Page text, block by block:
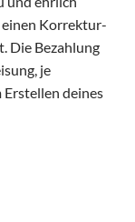
Korrektur-
Die Bezahlung
je
Erstellen deines